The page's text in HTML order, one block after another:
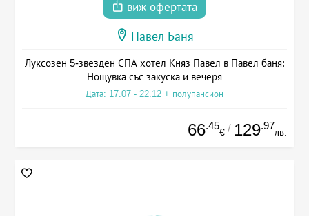
виж офертата
Павел Баня
Луксозен 5-звезден СПА хотел Княз Павел в Павел баня:
Нощувка със закуска и вечеря
Дата: 17.07 - 22.12 + полупансион
66.45
€ / 129.97
лв.